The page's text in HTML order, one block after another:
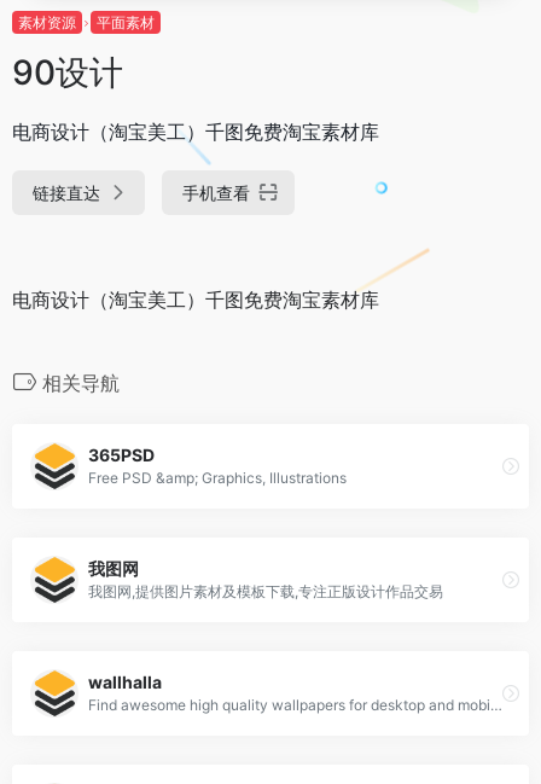
素材资源 平面素材
90设计
电商设计（淘宝美工）千图免费淘宝素材库
链接直达 手机查看
电商设计（淘宝美工）千图免费淘宝素材库
相关导航
365PSD
Free PSD &amp; Graphics, Illustrations
我图网
我图网,提供图片素材及模板下载,专注正版设计作品交易
wallhalla
Find awesome high quality wallpapers for desktop and mobile in one place.